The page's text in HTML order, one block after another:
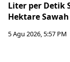
Liter per Detik
Hektare Sawah
5 Agu 2026, 5:57 PM